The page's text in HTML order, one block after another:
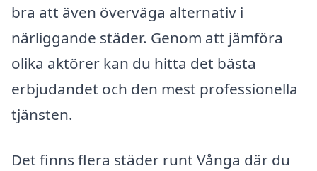
bra att även överväga alternativ i
närliggande städer. Genom att jämföra
olika aktörer kan du hitta det bästa
erbjudandet och den mest professionella
tjänsten.
Det finns flera städer runt Vånga där du